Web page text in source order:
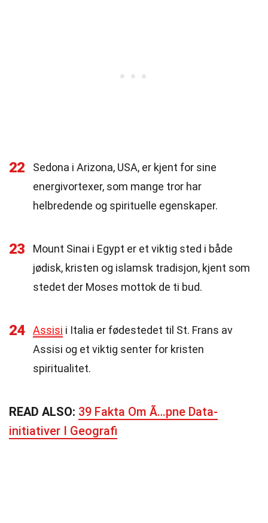
22
Sedona i Arizona, USA, er kjent for sine
energivortexer, som mange tror har
helbredende og spirituelle egenskaper.
23
Mount Sinai i Egypt er et viktig sted i både
jødisk, kristen og islamsk tradisjon, kjent som
stedet der Moses mottok de ti bud.
24 Assisi i Italia er fødestedet til St. Frans av
Assisi og et viktig senter for kristen
spiritualitet.
READ ALSO: 39 Fakta Om Ã…pne Data-
initiativer I Geografi